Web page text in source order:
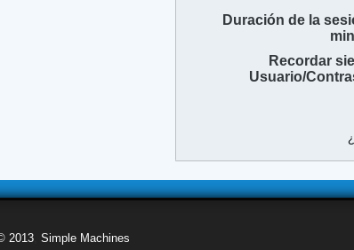
Duración de la
Recordar
Usuario/
2013 ,Simple Machines